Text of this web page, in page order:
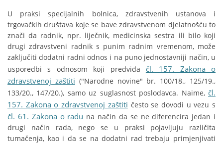
U praksi specijalnih bolnica, zdravstvenih ustanova i
trgovačkih društava koje se bave zdravstvenom djelatnošću to
znači da radnik, npr. liječnik, medicinska sestra ili bilo koji
drugi zdravstveni radnik s punim radnim vremenom, može
zaključiti dodatni radni odnos i na puno jednostavniji način, u
usporedbi s odnosom koji predviđa čl. 157. Zakona o
zdravstvenoj zaštiti ("Narodne novine" br. 100/18., 125/19.,
133/20., 147/20.), samo uz suglasnost poslodavca. Naime, čl.
157. Zakona o zdravstvenoj zaštiti često se dovodi u vezu s
čl. 61. Zakona o radu na način da se ne diferencira jedan i
drugi način rada, nego se u praksi pojavljuju različita
tumačenja, kao i da se na dodatni rad trebaju primjenjivati